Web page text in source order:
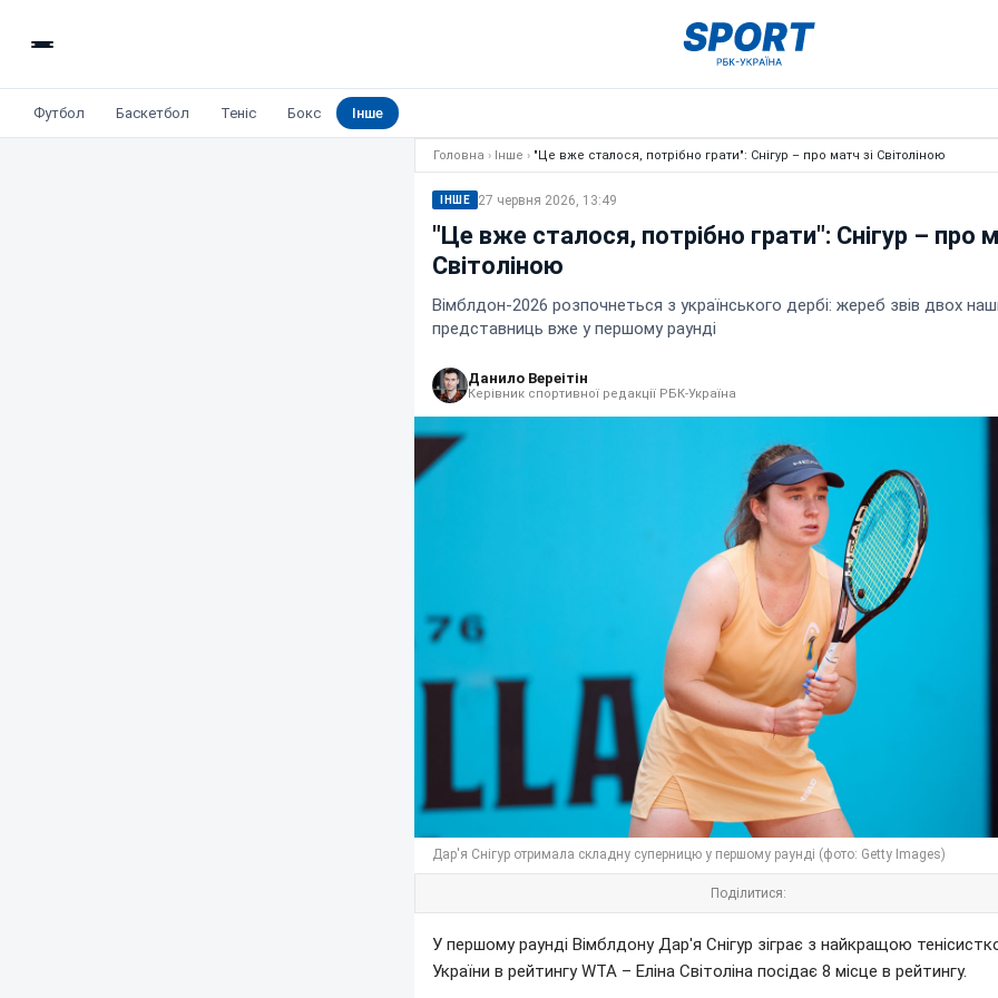
Футбол Баскетбол Теніс Бокс Інше
Головна › Інше › "Це вже сталося, потрібно грати": Снігур – про матч зі Світоліною
ІНШЕ 27 червня 2026, 13:49
"Це вже сталося, потрібно грати": Снігур – про
Світоліною
Вімблдон-2026 розпочнеться з українського дербі: жереб звів двох
представниць вже у першому раунді
Данило Вереітін
Керівник спортивної редакції РБК-Україна
Дар'я Снігур отримала складну суперницю у першому раунді (фото: Getty Images)
Поділитися:
У першому раунді Вімблдону Дар'я Снігур зіграє з найкращою
України в рейтингу WTA – Еліна Світоліна посідає 8 місце в рейтингу.